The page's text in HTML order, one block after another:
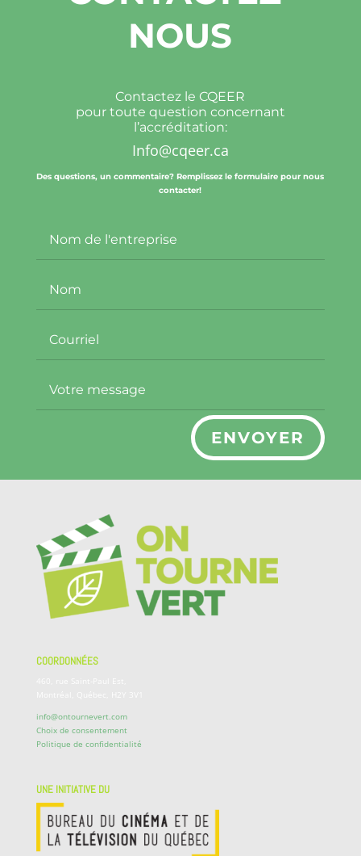
NOUS
Contactez le CQEER
pour toute question concernant
l’accréditation:
Info@cqeer.ca
Des questions, un commentaire? Remplissez le formulaire pour nous
contacter!
ENVOYER
COORDONNÉES
info@ontournevert.com
Choix de consentement
Politique de confidentialité
UNE INITIATIVE DU